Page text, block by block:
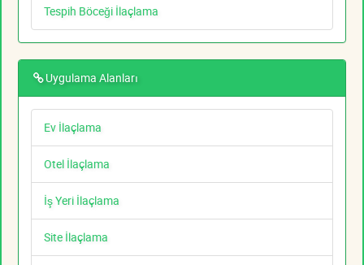
Tespih Böceği İlaçlama
Uygulama Alanları
Ev İlaçlama
Otel İlaçlama
İş Yeri İlaçlama
Site İlaçlama